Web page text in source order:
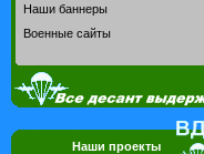
Наши баннеры
Военные сайты
Наши проекты